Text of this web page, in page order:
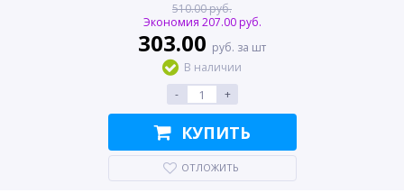
510.00 руб.
Экономия 207.00 руб.
303.00 руб. за шт
В наличии
-
+
КУПИТЬ
ОТЛОЖИТЬ